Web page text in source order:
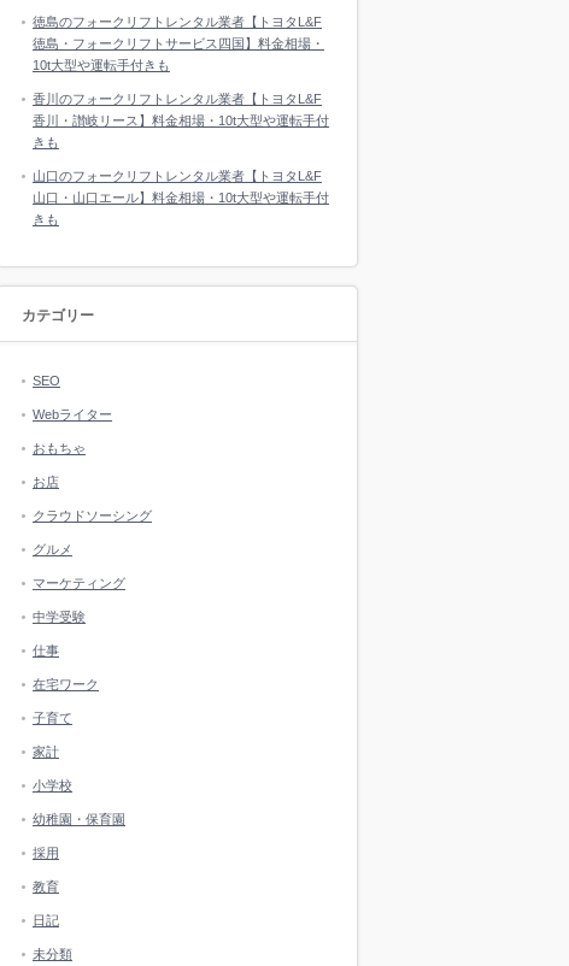
徳島のフォークリフトレンタル業者【トヨタL&F
徳島・フォークリフトサービス四国】料金相場・
10t大型や運転手付きも
香川のフォークリフトレンタル業者【トヨタL&F
香川・讃岐リース】料金相場・10t大型や運転手付
きも
山口のフォークリフトレンタル業者【トヨタL&F
山口・山口エール】料金相場・10t大型や運転手付
きも
カテゴリー
SEO
Webライター
おもちゃ
お店
クラウドソーシング
グルメ
マーケティング
中学受験
仕事
在宅ワーク
子育て
家計
小学校
幼稚園・保育園
採用
教育
日記
未分類